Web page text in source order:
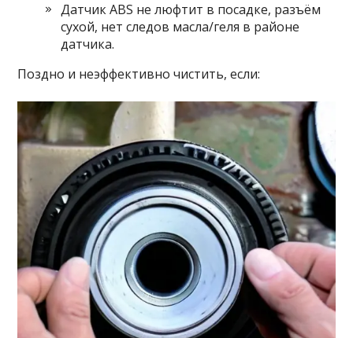
Датчик ABS не люфтит в посадке, разъём
сухой, нет следов масла/геля в районе
датчика.
Поздно и неэффективно чистить, если: